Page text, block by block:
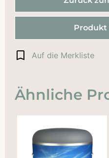
Produkt
Auf die Merkliste
Ähnliche